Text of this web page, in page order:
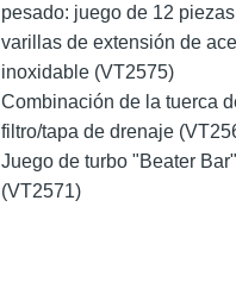
pesado: juego de 12
varillas de extensión de
inoxidable (VT2575)
Combinación de la tuerca
filtro/tapa de drenaje
Juego de turbo "Beater Bar"
(VT2571)